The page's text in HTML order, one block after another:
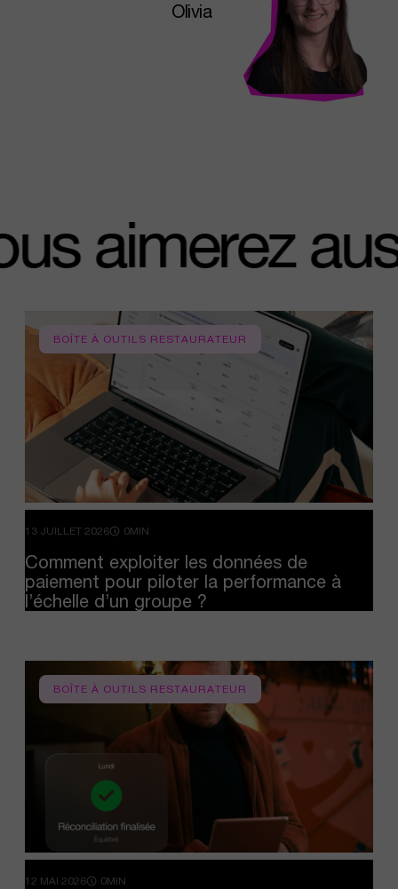
Olivia
vous aimerez
BOÎTE À OUTILS RESTAURATEUR
13 JUILLET 2026 0MIN
Comment exploiter les données de
paiement pour piloter la performance à
l’échelle d’un groupe ?
BOÎTE À OUTILS RESTAURATEUR
12 MAI 2026 0MIN